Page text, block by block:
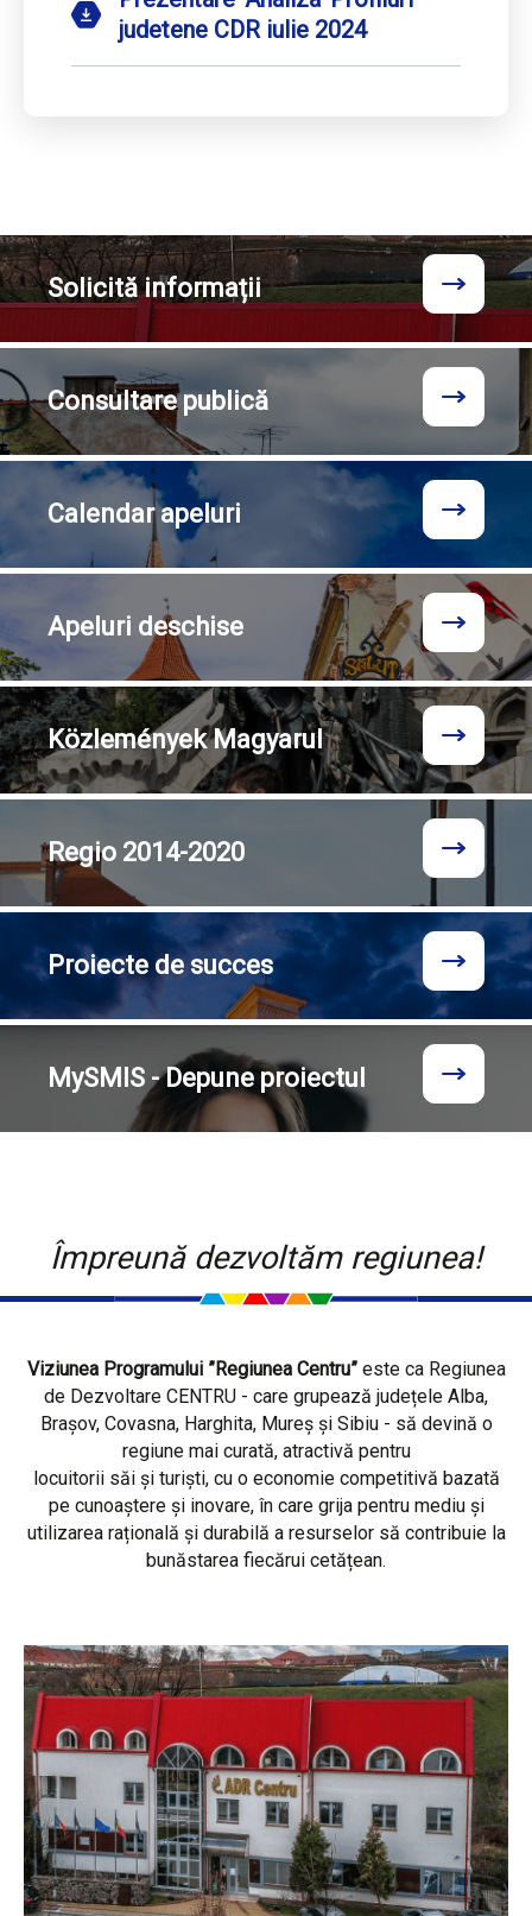
judetene CDR iulie 2024
Solicităinformații
Consultarepublică
Calendarapeluri
Apeluri deschise
KözleményekMagyarul
Regio 2014-2020
Proiecte de succes
MySMIS - Depune proiectul
Împreună dezvoltăm regiunea!
Viziunea Programului ”Regiunea Centru”este ca Regiunea
de Dezvoltare CENTRU - care grupează județele Alba,
Brașov, Covasna, Harghita, Mureș și Sibiu - să devină o
regiune mai curată, atractivă pentru
locuitorii săi și turiști, cu o economie competitivă bazată
pe cunoaștere și inovare, în care grija pentru mediu și
utilizarea rațională și durabilă a resurselor să contribuie la
bunăstarea fiecărui cetățean.